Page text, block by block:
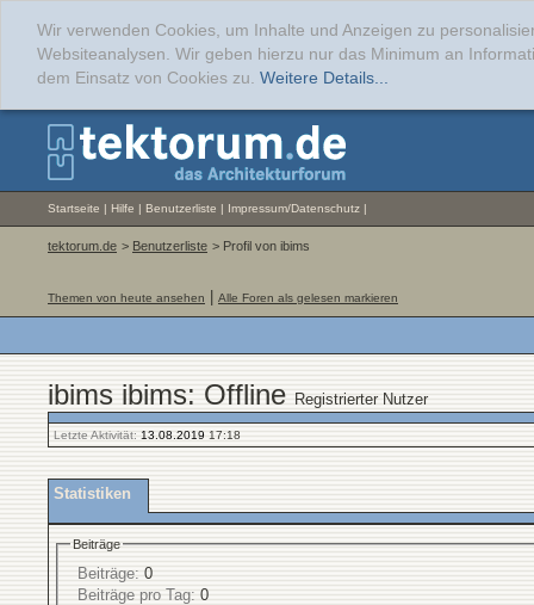
Wir verwenden Cookies, um Inhalte und Anzeigen zu
Websiteanalysen. Wir geben hierzu nur das Minimum an
dem Einsatz von Cookies zu. Weitere Details...
Startseite | Hilfe | Benutzerliste | Impressum/Datenschutz |
tektorum.de > Benutzerliste > Profil von ibims
Themen von heute ansehen Alle Foren als gelesen markieren
ibims ibims: Offline Registrierter Nutzer
Letzte Aktivität: 13.08.2019 17:18
Statistiken
Beiträge
Beiträge: 0
Beiträge pro Tag: 0